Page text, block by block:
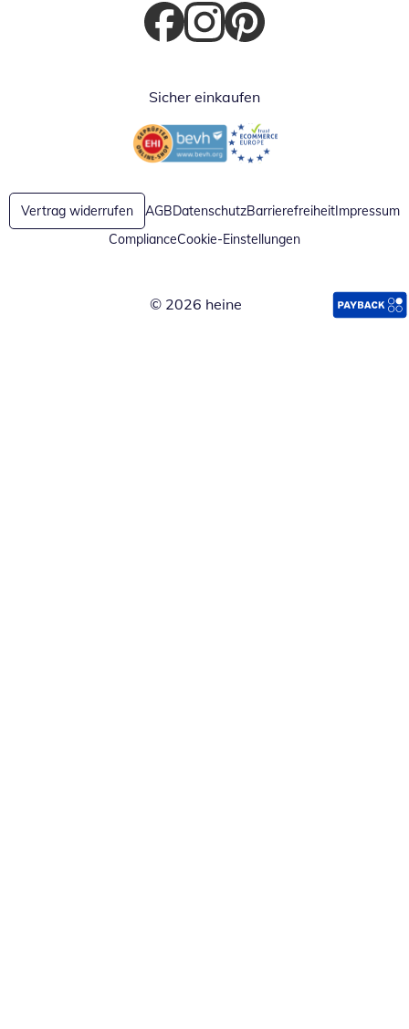
Öffnet in neuem Fenster
Öffnet in neuem Fenster
Öffnet in neuem Fenster
Sicher einkaufen
Öffnet in neuem FensterÖffnet in neuem Fenster
Vertrag widerrufen AGBDatenschutzBarrierefreiheitImpressum
ComplianceCookie-Einstellungen
© 2026 heine